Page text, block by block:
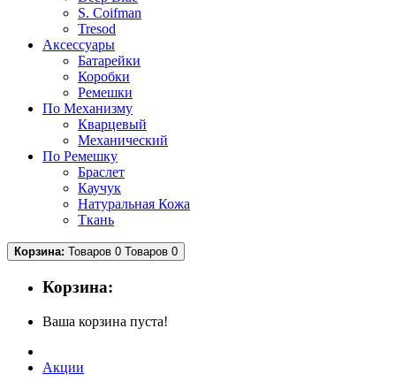
S. Coifman
Tresod
Аксессуары
Батарейки
Коробки
Ремешки
По Механизму
Кварцевый
Механический
По Ремешку
Браслет
Каучук
Натуральная Кожа
Ткань
Корзина: Товаров 0 Товаров 0
Корзина:
Ваша корзина пуста!
Акции